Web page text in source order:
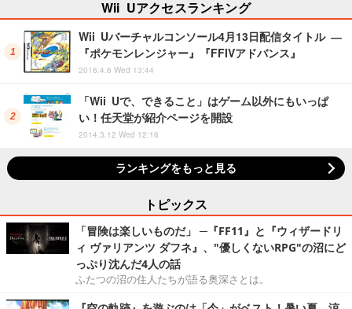
Wii Uアクセスランキング
Wii Uバーチャルコンソール4月13日配信タイトル ―
『ポケモンレンジャー』『FFIVアドバンス』
2016.4.6 Wed 13:44
「Wii Uで、できること」はゲーム以外にもいっぱ
い！任天堂が紹介ページを開設
2014.3.12 Wed 12:16
ランキングをもっと見る
トピックス
「冒険は楽しいものだ」 ─『FF11』と『ウィザードリ
ィ ヴァリアンツ ダフネ』、"優しくないRPG"の沼にど
っぷり沈んだ4人の話
ふたつの沼の住人たちが語る奥深さとは。